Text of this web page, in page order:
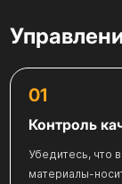
01
Контроль
Убедитесь, что
материалы-